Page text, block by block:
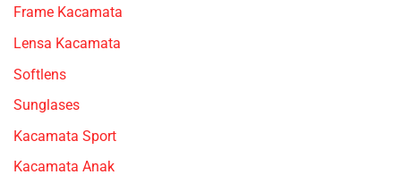
Frame Kacamata
Lensa Kacamata
Softlens
Sunglases
Kacamata Sport
Kacamata Anak